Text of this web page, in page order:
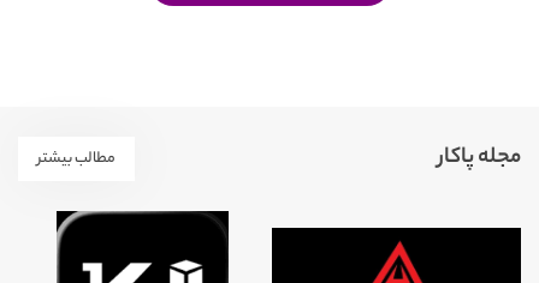
مجله پاکار مطالب بیشتر